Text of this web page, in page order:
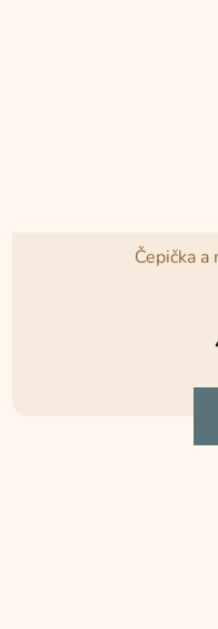
Čepička